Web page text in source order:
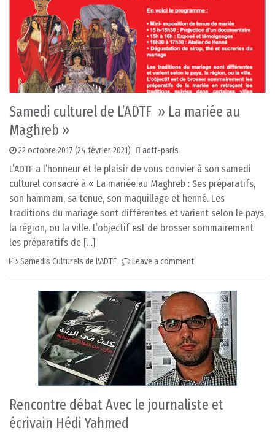
Samedi culturel de L’ADTF » La mariée au
Maghreb »
22 octobre 2017 (24 février 2021) adtf-paris
L’ADTF a l’honneur et le plaisir de vous convier à son samedi
culturel consacré à « La mariée au Maghreb : Ses préparatifs,
son hammam, sa tenue, son maquillage et henné. Les
traditions du mariage sont différentes et varient selon le pays,
la région, ou la ville. L’objectif est de brosser sommairement
les préparatifs de […]
Samedis Culturels de l'ADTF Leave a comment
Rencontre débat Avec le journaliste et
écrivain Hédi Yahmed